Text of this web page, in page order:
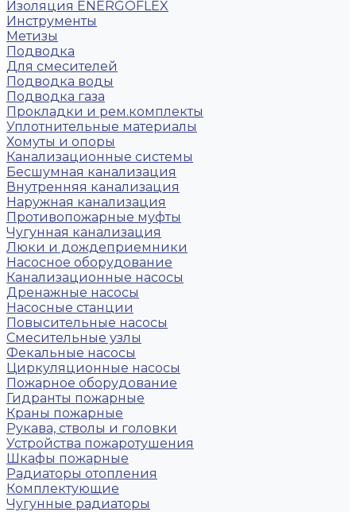
Изоляция ENERGOFLEX
Инструменты
Метизы
Подводка
Для смесителей
Подводка воды
Подводка газа
Прокладки и рем.комплекты
Уплотнительные материалы
Хомуты и опоры
Канализационные системы
Бесшумная канализация
Внутренняя канализация
Наружная канализация
Противопожарные муфты
Чугунная канализация
Люки и дождеприемники
Насосное оборудование
Канализационные насосы
Дренажные насосы
Насосные станции
Повысительные насосы
Смесительные узлы
Фекальные насосы
Циркуляционные насосы
Пожарное оборудование
Гидранты пожарные
Краны пожарные
Рукава, стволы и головки
Устройства пожаротушения
Шкафы пожарные
Радиаторы отопления
Комплектующие
Чугунные радиаторы